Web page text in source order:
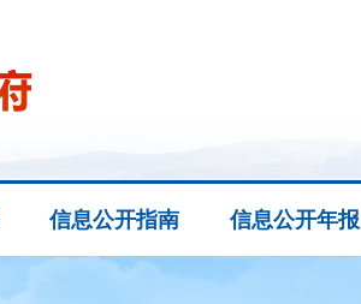
信息公开指南 信息公开年报